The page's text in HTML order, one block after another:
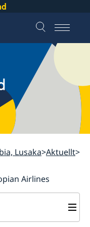
Lusaka Aktuellt
Airlines